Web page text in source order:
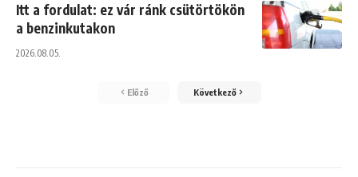
Itt a fordulat: ez vár ránk csütörtökön
a benzinkutakon
2026.08.05.
Előző Következő